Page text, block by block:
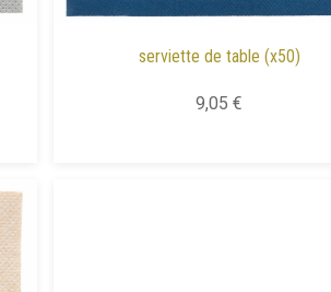
serviette de table (x50)
9,05 €